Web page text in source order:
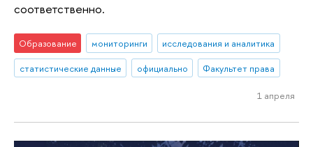
соответственно.
Образование мониторинги
исследования и аналитика
статистические данные
официально Факультет права
1 апреля